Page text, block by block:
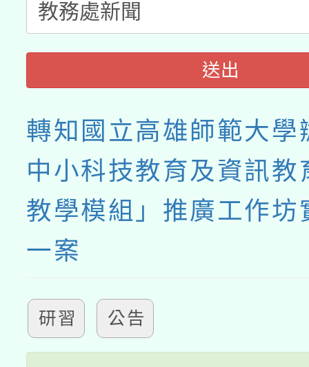
送出
轉知國立高雄師範大學
中小科技教育及資訊教
教學模組」推廣工作坊
一案
研習 公告